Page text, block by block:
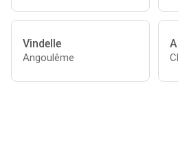
Vindelle
Angoulême